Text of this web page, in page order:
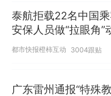
似南京
传，院
任院长
源；曾
泰航拒载22名中国乘
安保人员做“拉眼角”
作，泰国机场最新回
拒绝登机决定由航司
改签但没兑现
都市快报橙柿互动 3004跟贴
广东雷州通报“特殊